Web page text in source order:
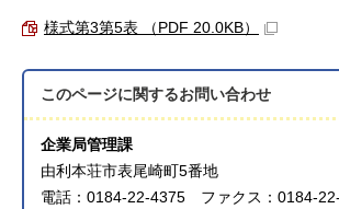
様式第3第5表 （PDF 20.0KB）
このページに関するお問い合わせ
企業局管理課
由利本荘市表尾崎町5番地
電話：0184-22-4375 ファクス：0184-